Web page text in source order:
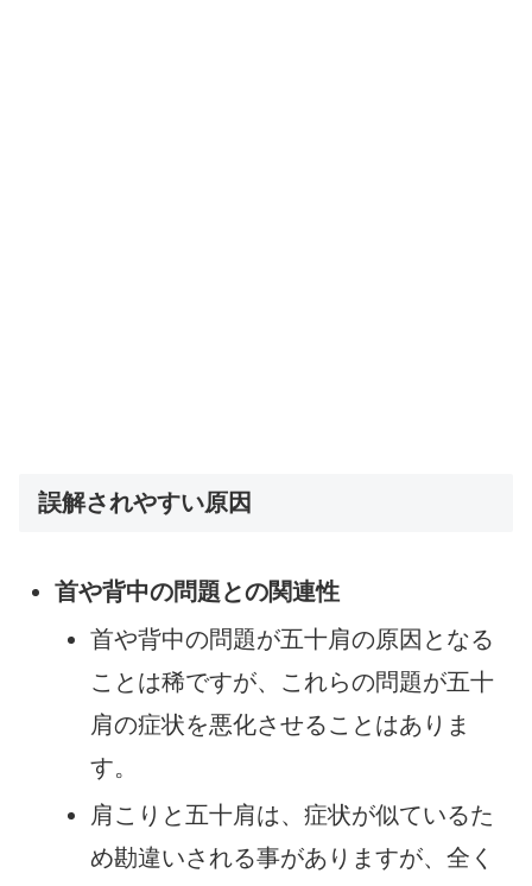
誤解されやすい原因
首や背中の問題との関連性
首や背中の問題が五十肩の原因となる
ことは稀ですが、これらの問題が五十
肩の症状を悪化させることはありま
す。
肩こりと五十肩は、症状が似ているた
め勘違いされる事がありますが、全く